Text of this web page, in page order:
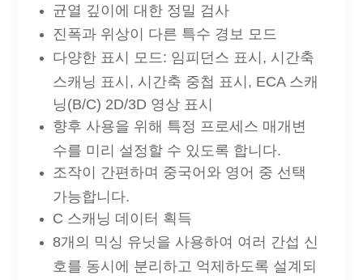
균열 깊이에 대한 정밀 검사
진폭과 위상이 다른 특수 경보 모드
다양한 표시 모드: 임피던스 표시, 시간축
스캐닝 표시, 시간축 중첩 표시, ECA 스캐
닝(B/C) 2D/3D 영상 표시
향후 사용을 위해 특정 프로세스 매개변
수를 미리 설정할 수 있도록 합니다.
조작이 간편하며 중국어와 영어 중 선택
가능합니다.
C 스캐닝 데이터 획득
8개의 믹싱 유닛을 사용하여 여러 간섭 신
호를 동시에 분리하고 억제하도록 설계되